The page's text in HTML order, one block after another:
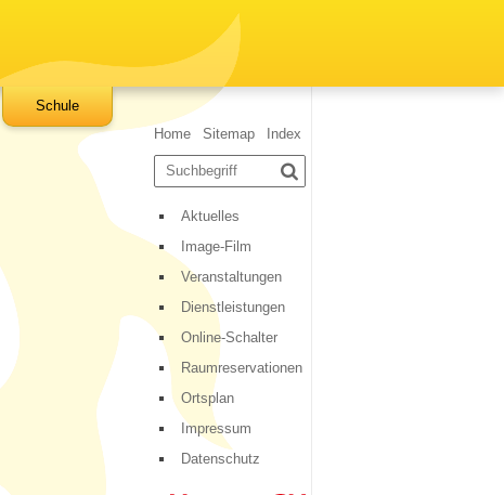
Schule
Sidebar
Home Sitemap
Index
Suchbegriff
Suche starten
Aktuelles
Image-Film
Veranstaltungen
Dienstleistungen
Online-Schalter
Raumreservationen
Ortsplan
Impressum
Datenschutz